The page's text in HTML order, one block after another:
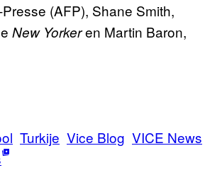
(AFP), Shane Smith,
New Yorkeren Martin Baron,
Turkije Vice Blog VICE News